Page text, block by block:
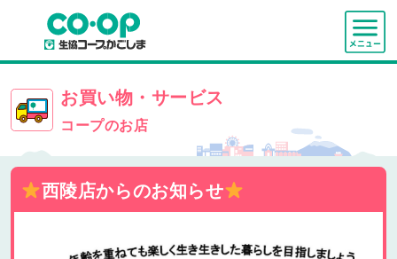
お買い物・サービス
コープのお店
西陵店からのお知らせ